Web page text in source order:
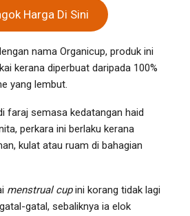
Harga Di Sini
nama Organicup, produk ini
kerana diperbuat daripada 100%
yang lembut.
faraj semasa kedatangan haid
perkara ini berlaku kerana
kulat atau ruam di bahagian
menstrual cupini korang tidak lagi
gatal, sebaliknya ia elok